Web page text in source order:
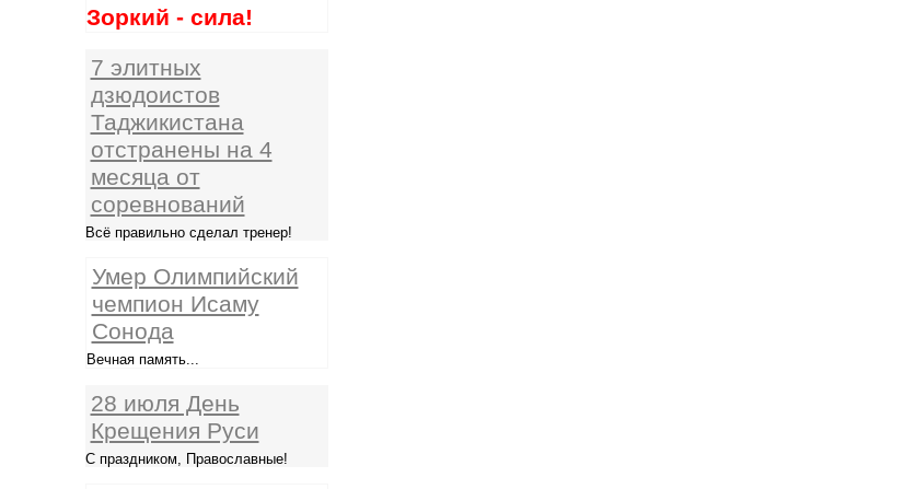
Зоркий - сила!
7 элитных
дзюдоистов
Таджикистана
отстранены на 4
месяца от
соревнований
Всё правильно сделал тренер!
Умер Олимпийский
чемпион Исаму
Сонода
Вечная память...
28 июля День
Крещения Руси
С праздником, Православные!